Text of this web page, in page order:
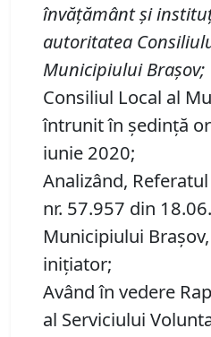
învățământși
autoritatea
Municipiului Brașov;
Consiliul Local al
întrunit în ședință
iunie 2020;
Analizând,
nr. 57.957 din
Municipiului
iniţiator;
Având în vedere
al Serviciului